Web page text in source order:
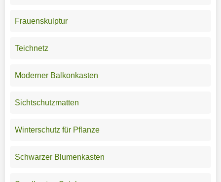
Frauenskulptur
Teichnetz
Moderner Balkonkasten
Sichtschutzmatten
Winterschutz für Pflanze
Schwarzer Blumenkasten